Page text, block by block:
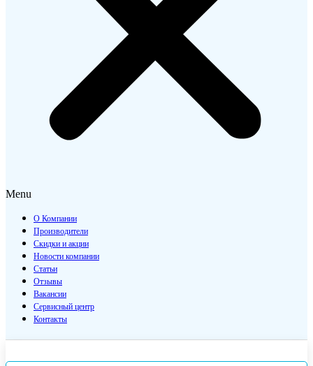
Menu
О Компании
Производители
Скидки и акции
Новости компании
Статьи
Отзывы
Вакансии
Сервисный центр
Контакты